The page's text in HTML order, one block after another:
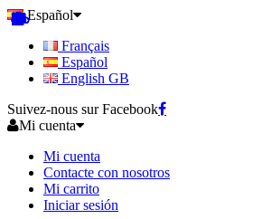
Español
Français
Español
English GB
Suivez-nous sur Facebook
Mi cuenta
Mi cuenta
Contacte con nosotros
Mi carrito
Iniciar sesión